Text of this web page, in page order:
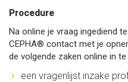
Procedure
Na online je vraag ingediend
CEPHA® contact met je
de volgende zaken online in te
een vragenlijst inzake